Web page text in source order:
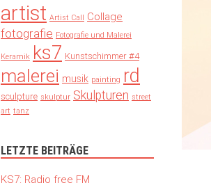
artist Artist Call Collage
fotografie Fotografie und Malerei
Keramik ks7 Kunstschimmer #4
malerei musik painting rd
sculpture skulptur Skulpturen street
art tanz
LETZTE BEITRÄGE
KS7: Radio free FM